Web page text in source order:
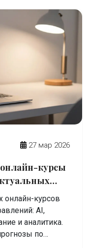
27 мар 2026
курсы
онлайн-курсов
AI,
и аналитика.
по